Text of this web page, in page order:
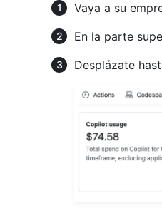
Vaya a su
En la parte
Desplázate